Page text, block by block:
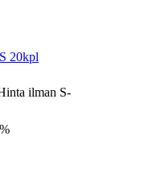
20kpl
ilman S-